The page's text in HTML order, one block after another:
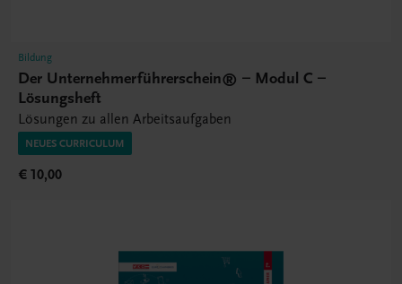
Bildung
Der Unternehmerführerschein® – Modul C –
Lösungsheft
Lösungen zu allen Arbeitsaufgaben
NEUES CURRICULUM
€ 10,00